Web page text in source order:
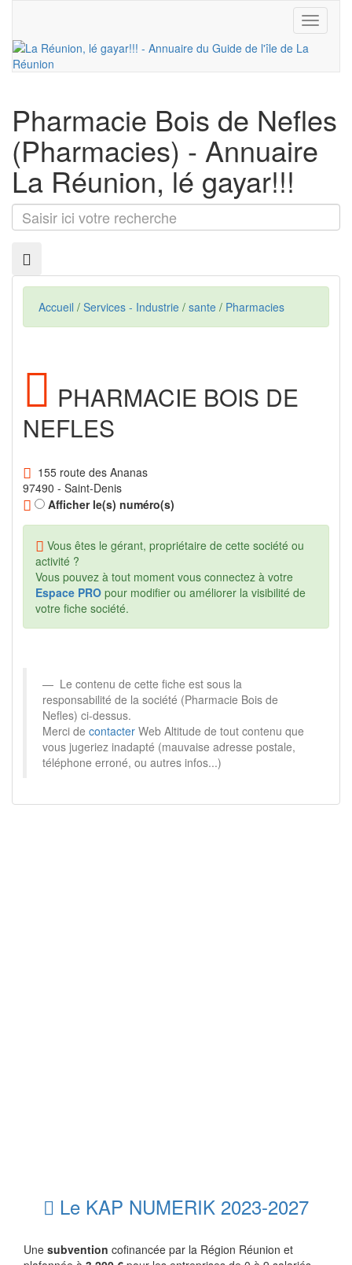
Toggle
Pharmacie Bois de Nefles
(Pharmacies) - Annuaire
La Réunion, lé gayar!!!
Saisir
ici
recherche
Accueil / Services - Industrie / sante / Pharmacies
PHARMACIE BOIS DE
NEFLES
155 route des Ananas
97490 - Saint-Denis
Afficher le(s) numéro(s)
Vous êtes le gérant, propriétaire de cette société ou
activité ?
Vous pouvez à tout moment vous connectez à votre
Espace PRO pour modifier ou améliorer la visibilité de
votre fiche société.
Le contenu de cette fiche est sous la
responsabilité de la société (Pharmacie Bois de
Nefles) ci-dessus.
Merci de contacter Web Altitude de tout contenu que
vous jugeriez inadapté (mauvaise adresse postale,
téléphone erroné, ou autres infos...)
Le KAP NUMERIK 2023-2027
Une subvention cofinancée par la Région Réunion et